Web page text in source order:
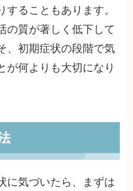
ることもあります。
の質が著しく低下して
、初期症状の段階で気
が何よりも大切になり
に気づいたら、まずは